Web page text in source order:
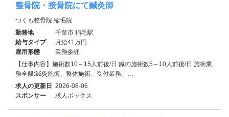
整骨院・接骨院にて鍼灸師
つくも整骨院 稲毛院
勤務地
千葉市 稲毛駅
給与タイプ
月給41万円
雇用形態
業務委託
【仕事内容】施術数10～15人前後/日 鍼の施術数5～10人前後/日 施術業
務全般:鍼灸施術、整体施術、受付業務、…
求人の更新日 2026-08-06
スポンサー
求人ボックス